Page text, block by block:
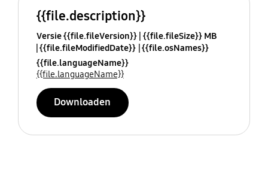
{{file.description}}
Versie {{file.fileVersion}} {{file.fileSize}} MB
{{file.fileModifiedDate}} {{file.osNames}}
{{file.languageName}}
{{file.languageName}}
Downloaden